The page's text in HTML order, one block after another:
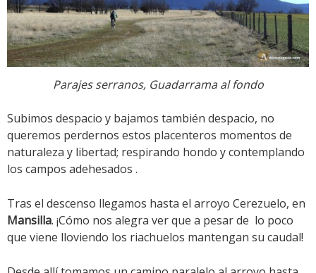
Parajes serranos, Guadarrama al fondo
Subimos despacio y bajamos también despacio, no
queremos perdernos estos placenteros momentos de
naturaleza y libertad; respirando hondo y contemplando
los campos adehesados .
Tras el descenso llegamos hasta el arroyo Cerezuelo, en
Mansilla. ¡Cómo nos alegra ver que a pesar de lo poco
que viene lloviendo los riachuelos mantengan su caudal!